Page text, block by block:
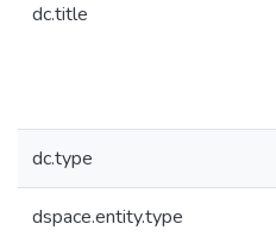
dc.title
dc.type
dspace.entity.type